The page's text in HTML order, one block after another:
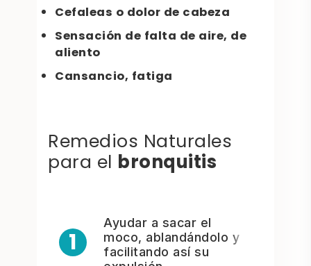
Cefaleas o dolor de cabeza
Sensación de falta de aire, de
aliento
Cansancio, fatiga
Remedios Naturales
para el bronquitis
1
Ayudar a sacar el
moco, ablandándolo y
facilitando así su